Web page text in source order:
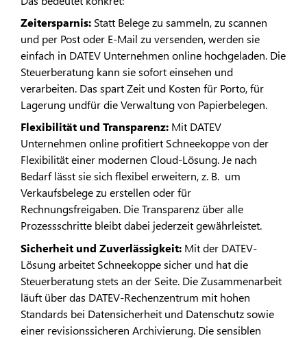
Zeitersparnis: Statt Belege zu sammeln, zu scannen
und per Post oder E-Mail zu versenden, werden sie
einfach in DATEV Unternehmen online hochgeladen. Die
Steuerberatung kann sie sofort einsehen und
verarbeiten. Das spart Zeit und Kosten für Porto, für
Lagerung undfür die Verwaltung von Papierbelegen.
Flexibilität und Transparenz: Mit DATEV
Unternehmen online profitiert Schneekoppe von der
Flexibilität einer modernen Cloud-Lösung. Je nach
Bedarf lässt sie sich flexibel erweitern, z. B. um
Verkaufsbelege zu erstellen oder für
Rechnungsfreigaben. Die Transparenz über alle
Prozessschritte bleibt dabei jederzeit gewährleistet.
Sicherheit und Zuverlässigkeit: Mit der DATEV-
Lösung arbeitet Schneekoppe sicher und hat die
Steuerberatung stets an der Seite. Die Zusammenarbeit
läuft über das DATEV‑Rechenzentrum mit hohen
Standards bei Datensicherheit und Datenschutz sowie
einer revisionssicheren Archivierung. Die sensiblen